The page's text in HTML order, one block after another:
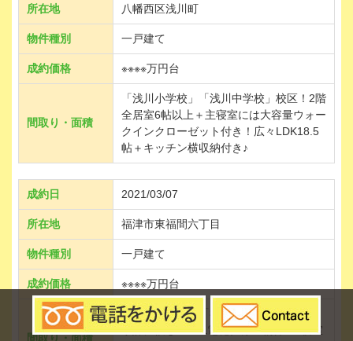
所在地 八幡西区浅川町
物件種別 一戸建て
成約価格 ※※※※万円台
間取り・面積
「浅川小学校」「浅川中学校」校区！2階
全居室6帖以上＋主寝室には大容量ウォー
クインクローゼット付き！広々LDK18.5
帖＋キッチン横収納付き♪
成約日 2021/03/07
所在地 福津市東福間六丁目
物件種別 一戸建て
成約価格 ※※※※万円台
間取り・面積
「神興小学校」「福間東中学校」校区！
家計に優しいALL電化仕様の物件♪主寝室